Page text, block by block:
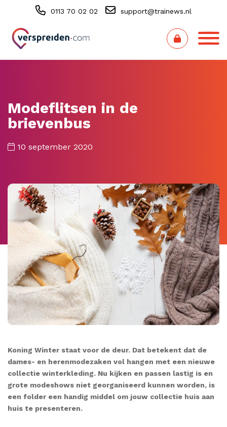
0113 70 02 02 support@trainews.nl
Modeflitsen in de
brievenbus
10 september 2020
Koning Winter staat voor de deur. Dat betekent dat de
dames- en herenmodezaken vol hangen met een nieuwe
collectie winterkleding. Nu kijken en passen lastig is en
grote modeshows niet georganiseerd kunnen worden, is
een folder een handig middel om jouw collectie huis aan
huis te presenteren.